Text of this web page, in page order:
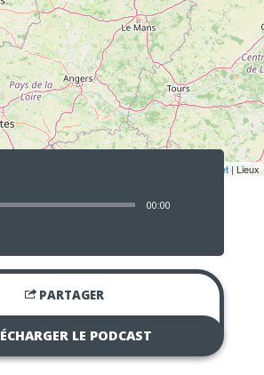
Leaflet | Lieux
00:00
PARTAGER
LE PODCAST